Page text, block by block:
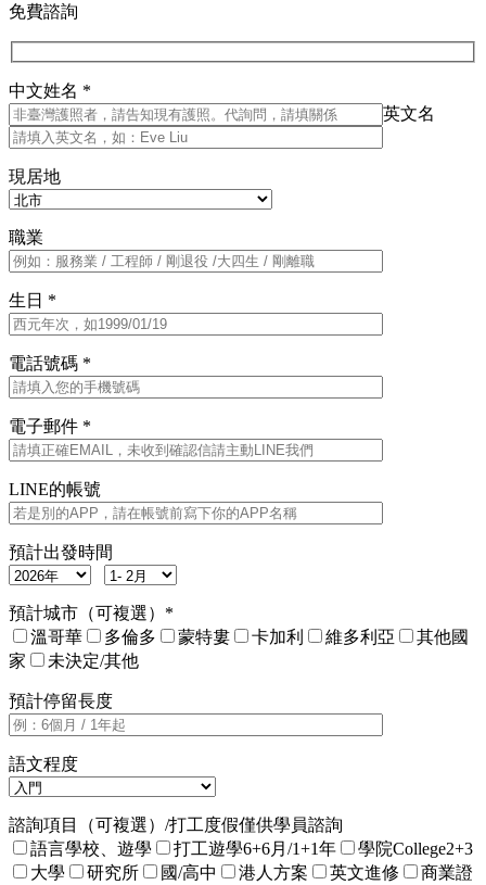
免費諮詢
中文姓名 *
英文名
現居地
職業
生日 *
電話號碼 *
電子郵件 *
LINE的帳號
預計出發時間
預計城市（可複選）*
溫哥華
多倫多 蒙特婁 卡加利 維多利亞
其他國
家
未決定/其他
預計停留長度
語文程度
諮詢項目（可複選）/打工度假僅供學員諮詢
語言學校、遊學
打工遊學6+6月/1+1年
學院College2+3
大學
研究所 國/高中 港人方案 英文進修
商業證